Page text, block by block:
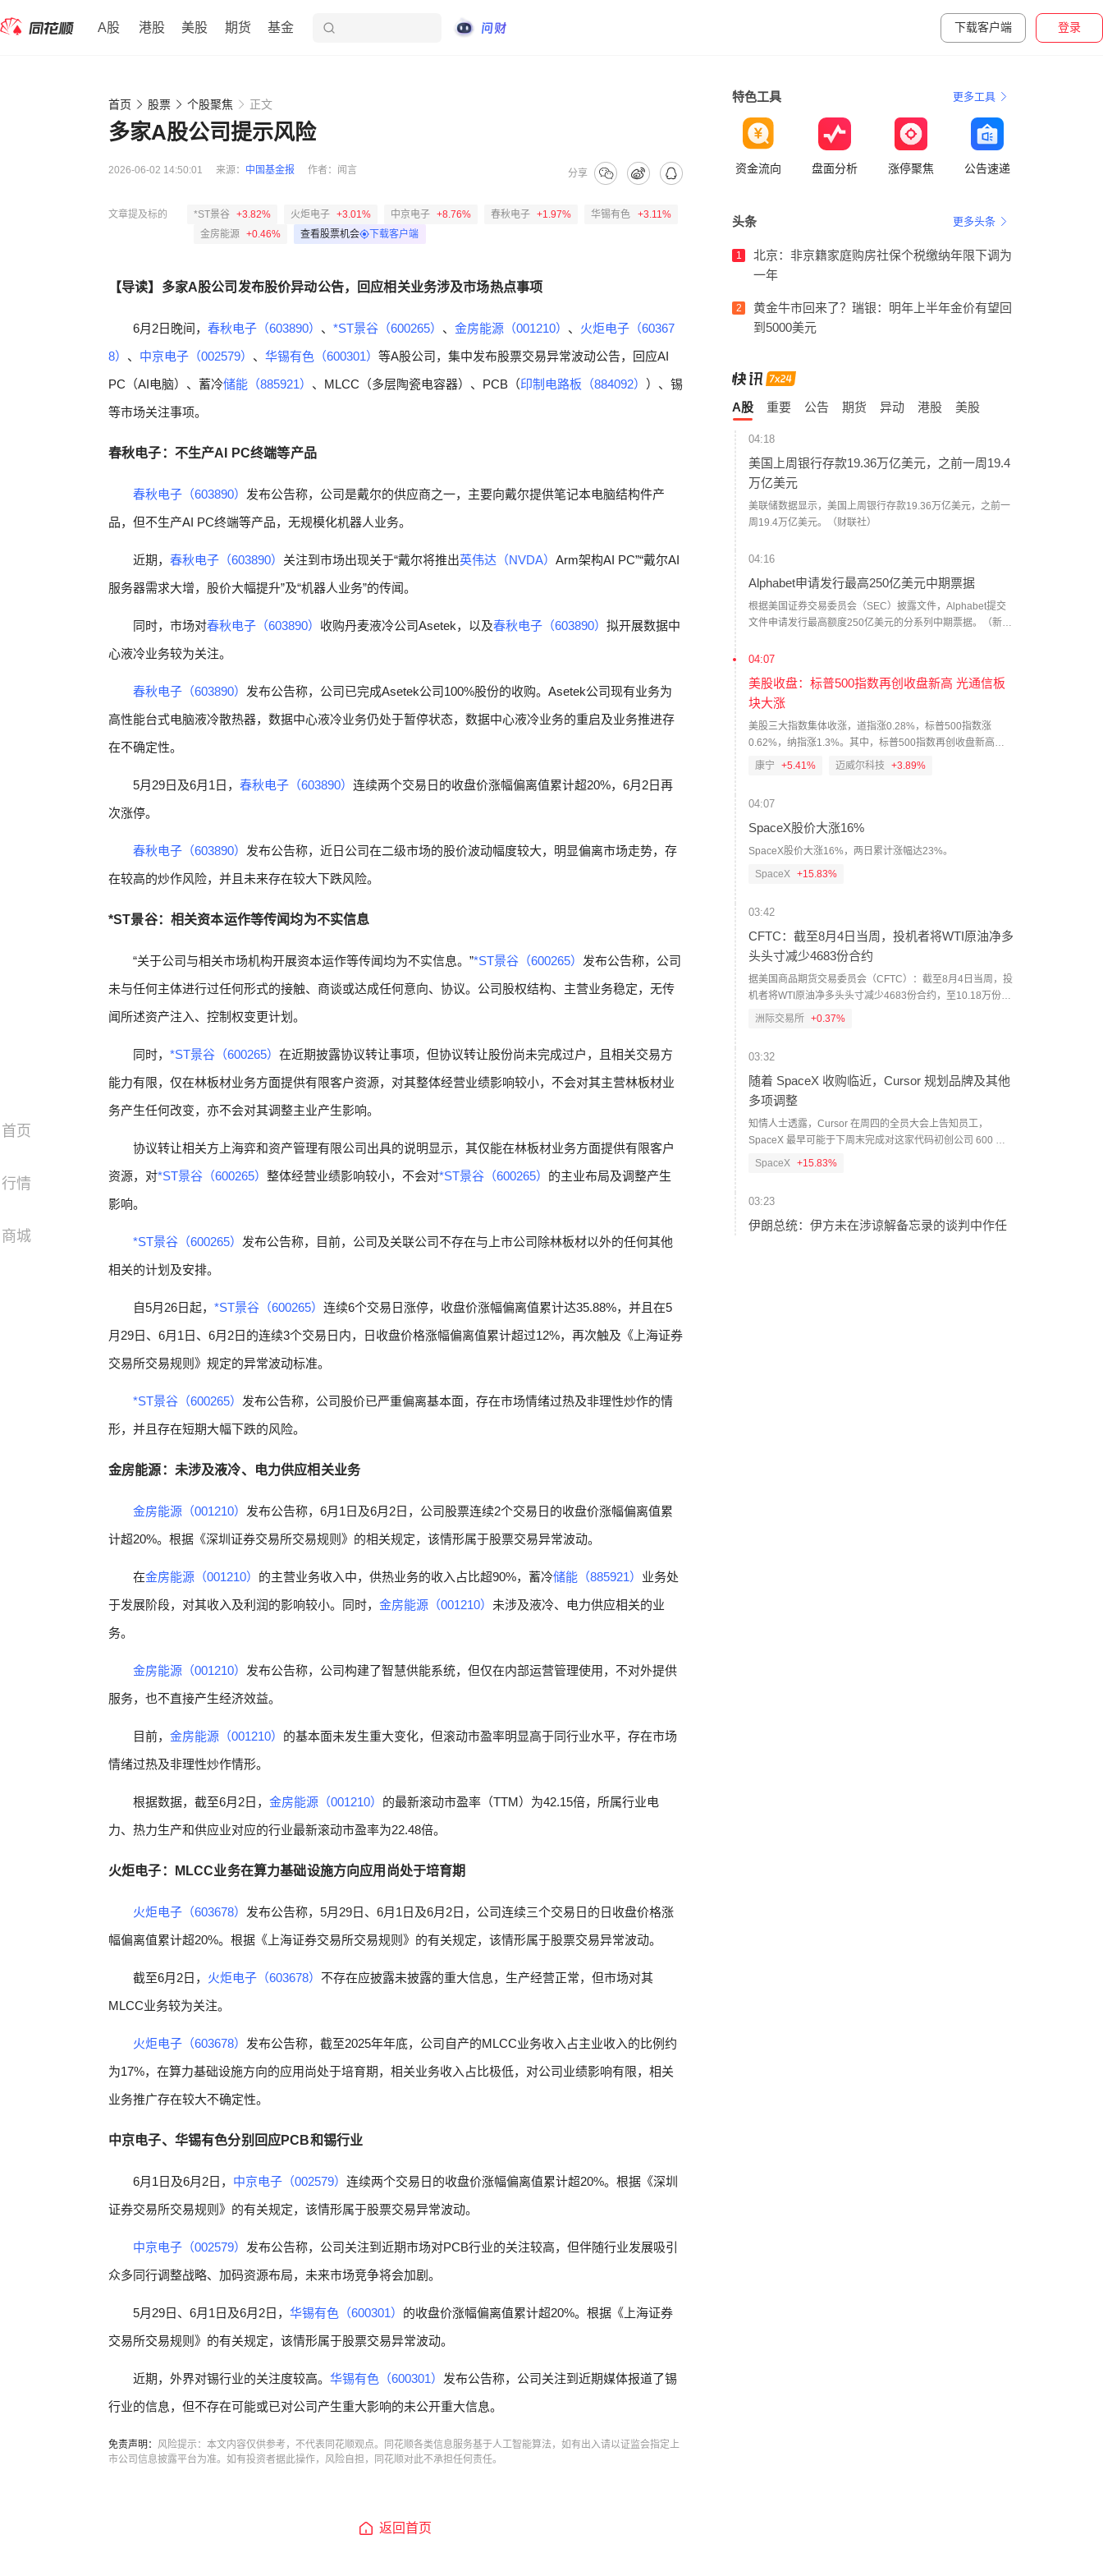
A股 港股 美股 期货 基金 下载客户端 登录
首页
行情
商城
首页 股票 个股聚焦 正文
多家A股公司提示风险
2026-06-02 14:50:01 来源： 中国基金报 作者： 闻言 分享
文章提及标的 *ST景谷 +3.82% 火炬电子 +3.01% 中京电子 +8.76% 春秋电子 +1.97% 华锡有色
+3.11%
金房能源 +0.46% 查看股票机会 下载客户端
【导读】多家A股公司发布股价异动公告，回应相关业务涉及市场热点事项
6月2日晚间， 春秋电子（603890） 、 *ST景谷（600265） 、 金房能源（001210） 、 火炬电子（60367
8） 、 中京电子（002579） 、 华锡有色（600301） 等A股公司，集中发布股票交易异常波动公告，回应AI
PC（AI电脑）、蓄冷储能（885921） 、MLCC（多层陶瓷电容器）、PCB（印制电路板（884092） ）、锡
等市场关注事项。
春秋电子：不生产AI PC终端等产品
春秋电子（603890） 发布公告称，公司是戴尔的供应商之一，主要向戴尔提供笔记本电脑结构件产
品，但不生产AI PC终端等产品，无规模化机器人业务。
近期， 春秋电子（603890） 关注到市场出现关于“戴尔将推出英伟达（NVDA） Arm架构AI PC”“戴尔AI
服务器需求大增，股价大幅提升”及“机器人业务”的传闻。
同时，市场对春秋电子（603890） 收购丹麦液冷公司Asetek，以及春秋电子（603890） 拟开展数据中
心液冷业务较为关注。
春秋电子（603890） 发布公告称，公司已完成Asetek公司100%股份的收购。Asetek公司现有业务为
高性能台式电脑液冷散热器，数据中心液冷业务仍处于暂停状态，数据中心液冷业务的重启及业务推进存
在不确定性。
5月29日及6月1日， 春秋电子（603890） 连续两个交易日的收盘价涨幅偏离值累计超20%，6月2日再
次涨停。
春秋电子（603890） 发布公告称，近日公司在二级市场的股价波动幅度较大，明显偏离市场走势，存
在较高的炒作风险，并且未来存在较大下跌风险。
*ST景谷：相关资本运作等传闻均为不实信息
“关于公司与相关市场机构开展资本运作等传闻均为不实信息。”*ST景谷（600265） 发布公告称，公司
未与任何主体进行过任何形式的接触、商谈或达成任何意向、协议。公司股权结构、主营业务稳定，无传
闻所述资产注入、控制权变更计划。
同时， *ST景谷（600265） 在近期披露协议转让事项，但协议转让股份尚未完成过户，且相关交易方
能力有限，仅在林板材业务方面提供有限客户资源，对其整体经营业绩影响较小，不会对其主营林板材业
务产生任何改变，亦不会对其调整主业产生影响。
协议转让相关方上海弈和资产管理有限公司出具的说明显示，其仅能在林板材业务方面提供有限客户
资源，对*ST景谷（600265） 整体经营业绩影响较小，不会对*ST景谷（600265） 的主业布局及调整产生
影响。
*ST景谷（600265） 发布公告称，目前，公司及关联公司不存在与上市公司除林板材以外的任何其他
相关的计划及安排。
自5月26日起， *ST景谷（600265） 连续6个交易日涨停，收盘价涨幅偏离值累计达35.88%，并且在5
月29日、6月1日、6月2日的连续3个交易日内，日收盘价格涨幅偏离值累计超过12%，再次触及《上海证券
交易所交易规则》规定的异常波动标准。
*ST景谷（600265） 发布公告称，公司股价已严重偏离基本面，存在市场情绪过热及非理性炒作的情
形，并且存在短期大幅下跌的风险。
金房能源：未涉及液冷、电力供应相关业务
金房能源（001210） 发布公告称，6月1日及6月2日，公司股票连续2个交易日的收盘价涨幅偏离值累
计超20%。根据《深圳证券交易所交易规则》的相关规定，该情形属于股票交易异常波动。
在金房能源（001210） 的主营业务收入中，供热业务的收入占比超90%，蓄冷储能（885921） 业务处
于发展阶段，对其收入及利润的影响较小。同时， 金房能源（001210） 未涉及液冷、电力供应相关的业
务。
金房能源（001210） 发布公告称，公司构建了智慧供能系统，但仅在内部运营管理使用，不对外提供
服务，也不直接产生经济效益。
目前， 金房能源（001210） 的基本面未发生重大变化，但滚动市盈率明显高于同行业水平，存在市场
情绪过热及非理性炒作情形。
根据数据，截至6月2日， 金房能源（001210） 的最新滚动市盈率（TTM）为42.15倍，所属行业电
力、热力生产和供应业对应的行业最新滚动市盈率为22.48倍。
火炬电子：MLCC业务在算力基础设施方向应用尚处于培育期
火炬电子（603678） 发布公告称，5月29日、6月1日及6月2日，公司连续三个交易日的日收盘价格涨
幅偏离值累计超20%。根据《上海证券交易所交易规则》的有关规定，该情形属于股票交易异常波动。
截至6月2日， 火炬电子（603678） 不存在应披露未披露的重大信息，生产经营正常，但市场对其
MLCC业务较为关注。
火炬电子（603678） 发布公告称，截至2025年年底，公司自产的MLCC业务收入占主业收入的比例约
为17%，在算力基础设施方向的应用尚处于培育期，相关业务收入占比极低，对公司业绩影响有限，相关
业务推广存在较大不确定性。
中京电子、华锡有色分别回应PCB和锡行业
6月1日及6月2日， 中京电子（002579） 连续两个交易日的收盘价涨幅偏离值累计超20%。根据《深圳
证券交易所交易规则》的有关规定，该情形属于股票交易异常波动。
中京电子（002579） 发布公告称，公司关注到近期市场对PCB行业的关注较高，但伴随行业发展吸引
众多同行调整战略、加码资源布局，未来市场竞争将会加剧。
5月29日、6月1日及6月2日， 华锡有色（600301） 的收盘价涨幅偏离值累计超20%。根据《上海证券
交易所交易规则》的有关规定，该情形属于股票交易异常波动。
近期，外界对锡行业的关注度较高。 华锡有色（600301） 发布公告称，公司关注到近期媒体报道了锡
行业的信息，但不存在可能或已对公司产生重大影响的未公开重大信息。
免责声明： 风险提示：本文内容仅供参考，不代表同花顺观点。同花顺各类信息服务基于人工智能算法，如有出入请以证监会指定上
市公司信息披露平台为准。如有投资者据此操作，风险自担，同花顺对此不承担任何责任。
返回首页
特色工具 更多工具
资金流向 盘面分析 涨停聚焦 公告速递
头条 更多头条
1
北京：非京籍家庭购房社保个税缴纳年限下调为
一年
2
黄金牛市回来了？瑞银：明年上半年金价有望回
到5000美元
A股 重要 公告 期货 异动 港股 美股
04:18
美国上周银行存款19.36万亿美元，之前一周19.4
万亿美元
美联储数据显示，美国上周银行存款19.36万亿美元，之前一
周19.4万亿美元。（财联社）
04:16
Alphabet申请发行最高250亿美元中期票据
根据美国证券交易委员会（SEC）披露文件，Alphabet提交
文件申请发行最高额度250亿美元的分系列中期票据。（新浪
04:07
美股收盘：标普500指数再创收盘新高 光通信板
块大涨
美股三大指数集体收涨，道指涨0.28%，标普500指数涨
0.62%，纳指涨1.3%。其中，标普500指数再创收盘新高。
美股光通信板块大涨，Coherent涨超13%，Credo涨超8%，
康宁 +5.41% 迈威尔科技 +3.89%
04:07
SpaceX股价大涨16%
SpaceX股价大涨16%，两日累计涨幅达23%。
SpaceX +15.83%
03:42
CFTC：截至8月4日当周，投机者将WTI原油净多
头头寸减少4683份合约
据美国商品期货交易委员会（CFTC）：截至8月4日当周，投
机者将WTI原油净多头头寸减少4683份合约，至10.18万份合
约。在四大纽约商品交易所（NYMEX）和洲际交易所
洲际交易所 +0.37%
03:32
随着 SpaceX 收购临近，Cursor 规划品牌及其他
多项调整
知情人士透露，Cursor 在周四的全员大会上告知员工，
SpaceX 最早可能于下周末完成对这家代码初创公司 600 亿
美元的收购，并提示未来数月内，Cursor 品牌或将在新产品
称。一名消息人士表示，Cursor 暂无计划立刻更改现有工具
的名称，包括其广受欢迎的 Cursor 代码助手。消息人士称，
SpaceX +15.83%
03:23
伊朗总统：伊方未在涉谅解备忘录的谈判中作任